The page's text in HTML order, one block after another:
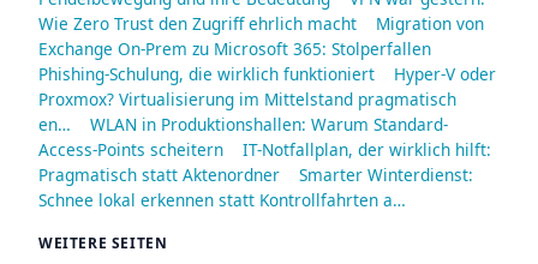
Wie Zero Trust den Zugriff ehrlich macht
Migration von
Exchange On-Prem zu Microsoft 365: Stolperfallen
Phishing-Schulung, die wirklich funktioniert
Hyper-V oder
Proxmox? Virtualisierung im Mittelstand pragmatisch
en…
WLAN in Produktionshallen: Warum Standard-
Access-Points scheitern
IT-Notfallplan, der wirklich hilft:
Pragmatisch statt Aktenordner
Smarter Winterdienst:
Schnee lokal erkennen statt Kontrollfahrten a…
WEITERE SEITEN